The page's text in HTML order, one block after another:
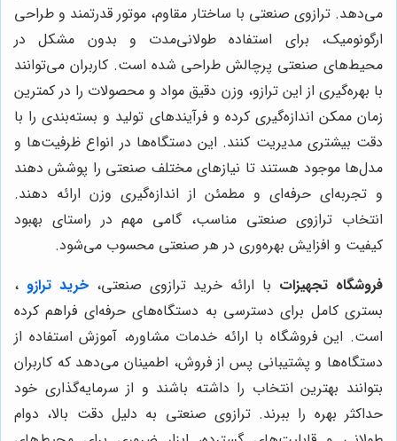
می‌دهد. ترازوی صنعتی با ساختار مقاوم، موتور قدرتمند و طراحی
ارگونومیک، برای استفاده طولانی‌مدت و بدون مشکل در
محیط‌های صنعتی پرچالش طراحی شده است. کاربران می‌توانند
با بهره‌گیری از این ترازو، وزن دقیق مواد و محصولات را در کمترین
زمان ممکن اندازه‌گیری کرده و فرآیندهای تولید و بسته‌بندی را با
دقت بیشتری مدیریت کنند. این دستگاه‌ها در انواع ظرفیت‌ها و
مدل‌ها موجود هستند تا نیازهای مختلف صنعتی را پوشش دهند
و تجربه‌ای حرفه‌ای و مطمئن از اندازه‌گیری وزن ارائه دهند.
انتخاب ترازوی صنعتی مناسب، گامی مهم در راستای بهبود
کیفیت و افزایش بهره‌وری در هر صنعتی محسوب می‌شود.
فروشگاه تجهیزات با ارائه خرید ترازوی صنعتی، خرید ترازو ،
بستری کامل برای دسترسی به دستگاه‌های حرفه‌ای فراهم کرده
است. این فروشگاه با ارائه خدمات مشاوره، آموزش استفاده از
دستگاه‌ها و پشتیبانی پس از فروش، اطمینان می‌دهد که کاربران
بتوانند بهترین انتخاب را داشته باشند و از سرمایه‌گذاری خود
حداکثر بهره را ببرند. ترازوی صنعتی به دلیل دقت بالا، دوام